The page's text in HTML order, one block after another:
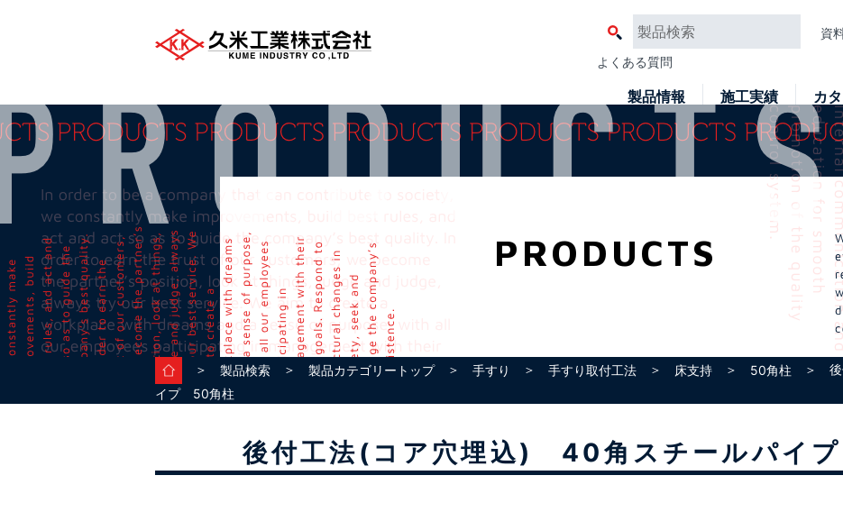
資
よくある質問
製品情報 施工実績 カ
PRODUCTS
＞ 製品検索 ＞ 製品カテゴリートップ＞ 手すり ＞ 手すり取付工法 ＞ 床支持 ＞ 50角柱 ＞ 後
イプ 50角柱
後付工法(コア穴埋込) 40角スチールパイ